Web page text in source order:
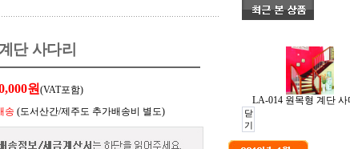
LA-014 원목형 계단 사
닫
기
단 사다리
원 (VAT포함)
송 (도서산간/제주도 추가배송비 별도)